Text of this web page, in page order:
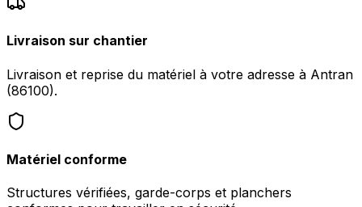
Livraison sur chantier
Livraison et reprise du matériel à votre adresse à Antran
(86100).
Matériel conforme
Structures vérifiées, garde-corps et planchers